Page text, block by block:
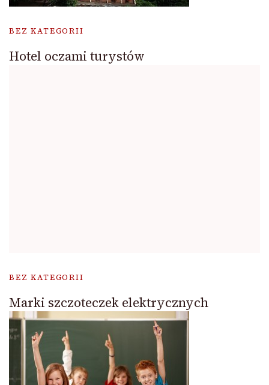
BEZ KATEGORII
Hotel oczami turystów
BEZ KATEGORII
Marki szczoteczek elektrycznych